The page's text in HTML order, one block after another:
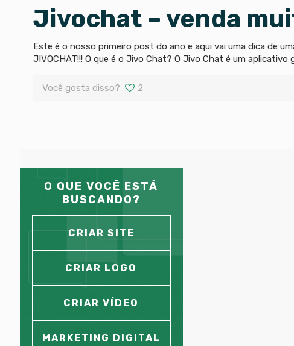
Jivochat – venda
Este é o nosso primeiro post do ano e aqui vai uma dica de
JIVOCHAT!!! O que é o Jivo Chat? O Jivo Chat é um
Você gosta disso? 2
O QUE VOCÊ ESTÁ
BUSCANDO?
CRIAR SITE
CRIAR LOGO
CRIAR VÍDEO
MARKETING DIGITAL